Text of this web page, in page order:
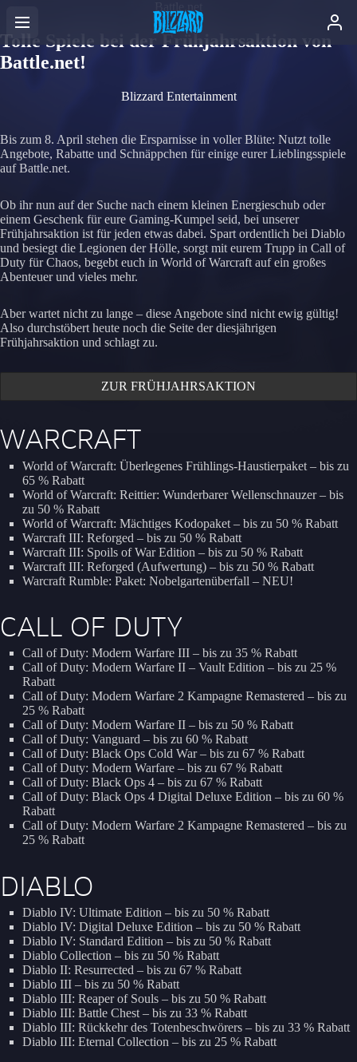
Tolle Spiele bei der Frühjahrsaktion von
Battle.net!
Blizzard Entertainment
Bis zum 8. April stehen die Ersparnisse in voller Blüte: Nutzt tolle
Angebote, Rabatte und Schnäppchen für einige eurer Lieblingsspiele
auf Battle.net.
Ob ihr nun auf der Suche nach einem kleinen Energieschub oder
einem Geschenk für eure Gaming-Kumpel seid, bei unserer
Frühjahrsaktion ist für jeden etwas dabei. Spart ordentlich bei Diablo
und besiegt die Legionen der Hölle, sorgt mit eurem Trupp in Call of
Duty für Chaos, begebt euch in World of Warcraft auf ein großes
Abenteuer und vieles mehr.
Aber wartet nicht zu lange – diese Angebote sind nicht ewig gültig!
Also durchstöbert heute noch die Seite der diesjährigen
Frühjahrsaktion und schlagt zu.
ZUR FRÜHJAHRSAKTION
WARCRAFT
World of Warcraft: Überlegenes Frühlings-Haustierpaket – bis zu
65 % Rabatt
World of Warcraft: Reittier: Wunderbarer Wellenschnauzer – bis
zu 50 % Rabatt
World of Warcraft: Mächtiges Kodopaket – bis zu 50 % Rabatt
Warcraft III: Reforged – bis zu 50 % Rabatt
Warcraft III: Spoils of War Edition – bis zu 50 % Rabatt
Warcraft III: Reforged (Aufwertung) – bis zu 50 % Rabatt
Warcraft Rumble: Paket: Nobelgartenüberfall – NEU!
CALL OF DUTY
Call of Duty: Modern Warfare III – bis zu 35 % Rabatt
Call of Duty: Modern Warfare II – Vault Edition – bis zu 25 %
Rabatt
Call of Duty: Modern Warfare 2 Kampagne Remastered – bis zu
25 % Rabatt
Call of Duty: Modern Warfare II – bis zu 50 % Rabatt
Call of Duty: Vanguard – bis zu 60 % Rabatt
Call of Duty: Black Ops Cold War – bis zu 67 % Rabatt
Call of Duty: Modern Warfare – bis zu 67 % Rabatt
Call of Duty: Black Ops 4 – bis zu 67 % Rabatt
Call of Duty: Black Ops 4 Digital Deluxe Edition – bis zu 60 %
Rabatt
Call of Duty: Modern Warfare 2 Kampagne Remastered – bis zu
25 % Rabatt
DIABLO
Diablo IV: Ultimate Edition – bis zu 50 % Rabatt
Diablo IV: Digital Deluxe Edition – bis zu 50 % Rabatt
Diablo IV: Standard Edition – bis zu 50 % Rabatt
Diablo Collection – bis zu 50 % Rabatt
Diablo II: Resurrected – bis zu 67 % Rabatt
Diablo III – bis zu 50 % Rabatt
Diablo III: Reaper of Souls – bis zu 50 % Rabatt
Diablo III: Battle Chest – bis zu 33 % Rabatt
Diablo III: Rückkehr des Totenbeschwörers – bis zu 33 % Rabatt
Diablo III: Eternal Collection – bis zu 25 % Rabatt